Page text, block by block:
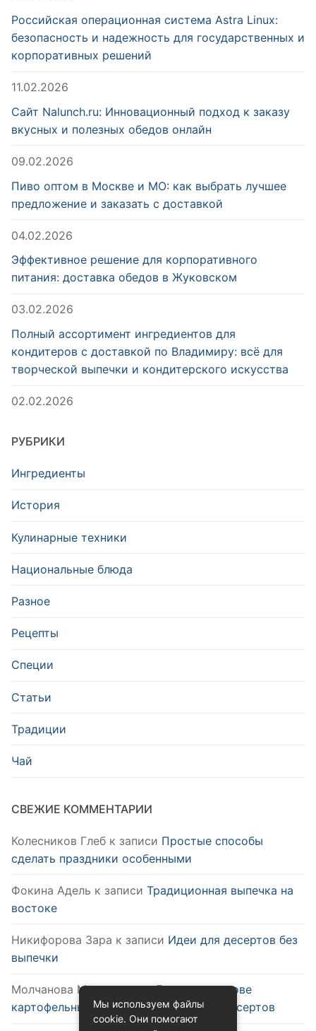
Российская операционная система Astra Linux:
безопасность и надежность для государственных и
корпоративных решений
11.02.2026
Сайт Nalunch.ru: Инновационный подход к заказу
вкусных и полезных обедов онлайн
09.02.2026
Пиво оптом в Москве и МО: как выбрать лучшее
предложение и заказать с доставкой
04.02.2026
Эффективное решение для корпоративного
питания: доставка обедов в Жуковском
03.02.2026
Полный ассортимент ингредиентов для
кондитеров с доставкой по Владимиру: всё для
творческой выпечки и кондитерского искусства
02.02.2026
РУБРИКИ
Ингредиенты
История
Кулинарные техники
Национальные блюда
Разное
Рецепты
Специи
Статьи
Традиции
Чай
СВЕЖИЕ КОММЕНТАРИИ
Колесников Глеб к записи Простые способы
сделать праздники особенными
Фокина Адель к записи Традиционная выпечка на
востоке
Никифорова Зара к записи Идеи для десертов без
выпечки
Молчанова Мияк записиБлюда на основе
картофельных чипсов: от закусок до десертов
Мы используем файлы
cookie. Они помогают